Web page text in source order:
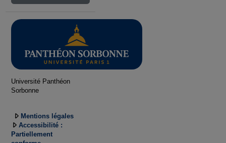
Université Panthéon
Sorbonne
Mentions légales
Accessibilité :
Partiellement